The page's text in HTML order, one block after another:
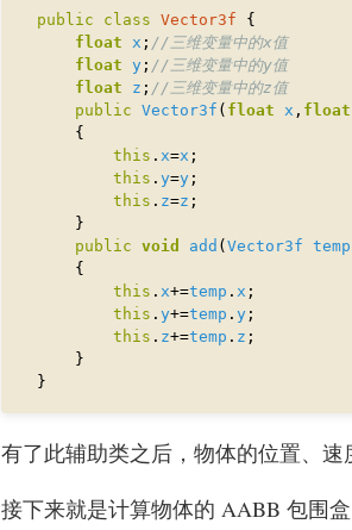
public class Vector3f
float x ; //三维变量中的x值
float y ; //三维变量中的y值
float
z ; //三维变量中的z值
public Vector3f ( float x , float
this . x=x
this . y=y
this . z=z
public void add ( Vector3f temp
this . x+=temp . x
this . y+=temp . y
this . z+=temp . z
有了此辅助类之后，物体的位置、速
接下来就是计算物体的 AABB 包围